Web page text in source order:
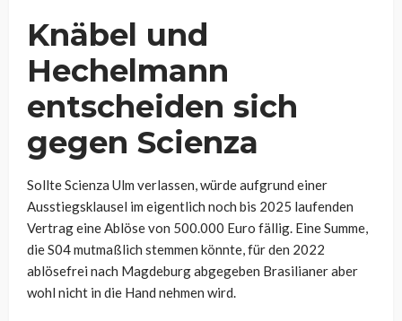
Knäbel und
Hechelmann
entscheiden sich
gegen Scienza
SollteScienza Ulm verlassen, würde aufgrund einer
Ausstiegsklausel im eigentlich noch bis 2025 laufenden
Vertrag eine Ablöse von 500.000 Euro fällig. Eine Summe,
die S04 mutmaßlich stemmen könnte, für den 2022
ablösefrei nach Magdeburg abgegeben Brasilianer aber
wohl nicht in die Hand nehmen wird.